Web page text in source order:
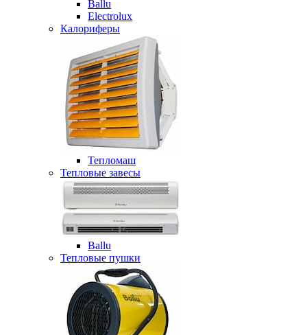
Ballu
Electrolux
Калориферы
Тепломаш
Тепловые завесы
Ballu
Тепловые пушки